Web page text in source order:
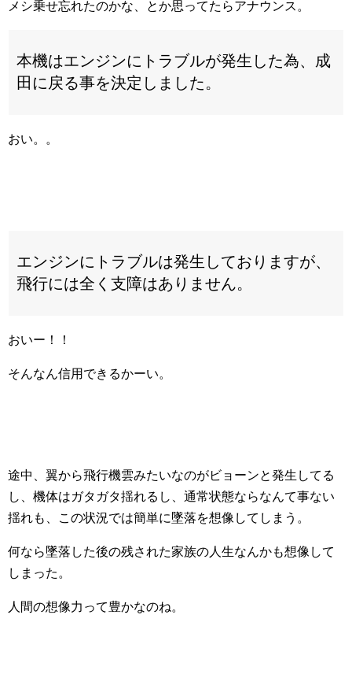
メシ乗せ忘れたのかな、とか思ってたらアナウンス。
本機はエンジンにトラブルが発生した為、成
田に戻る事を決定しました。
おい。。
エンジンにトラブルは発生しておりますが、
飛行には全く支障はありません。
おいー！！
そんなん信用できるかーい。
途中、翼から飛行機雲みたいなのがビョーンと発生してる
し、機体はガタガタ揺れるし、通常状態ならなんて事ない
揺れも、この状況では簡単に墜落を想像してしまう。
何なら墜落した後の残された家族の人生なんかも想像して
しまった。
人間の想像力って豊かなのね。